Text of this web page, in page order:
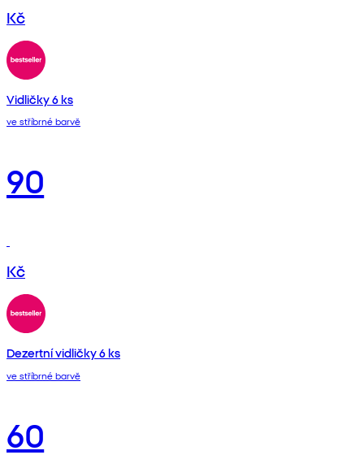
Kč
Vidličky 6 ks
ve stříbrné barvě
90
Kč
Dezertní vidličky 6 ks
ve stříbrné barvě
60